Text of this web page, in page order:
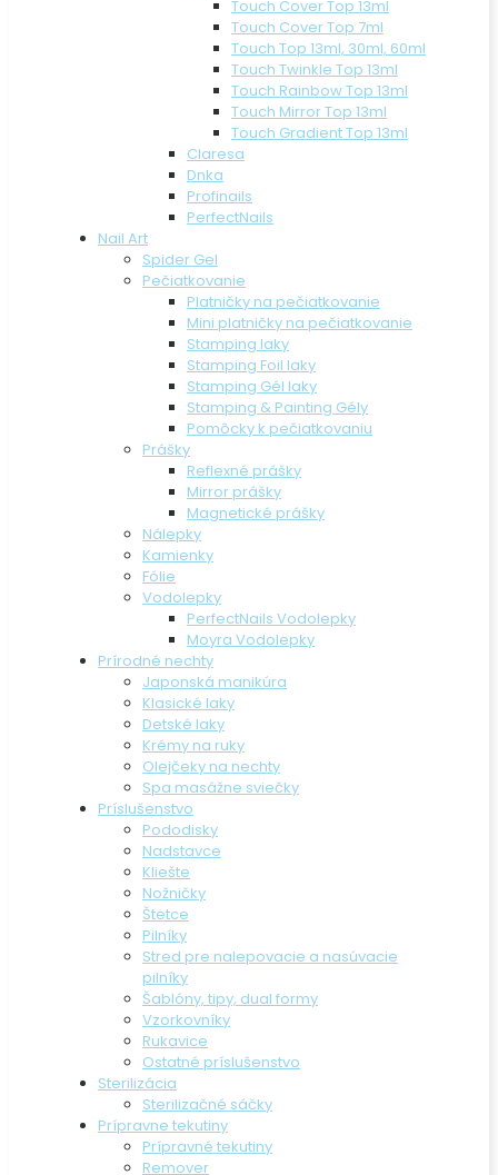
Touch Cover Top 13ml
Touch Cover Top 7ml
Touch Top 13ml, 30ml, 60ml
Touch Twinkle Top 13ml
Touch Rainbow Top 13ml
Touch Mirror Top 13ml
Touch Gradient Top 13ml
Claresa
Dnka
Profinails
PerfectNails
Nail Art
Spider Gel
Pečiatkovanie
Platničky na pečiatkovanie
Mini platničky na pečiatkovanie
Stamping laky
Stamping Foil laky
Stamping Gél laky
Stamping & Painting Gély
Pomôcky k pečiatkovaniu
Prášky
Reflexné prášky
Mirror prášky
Magnetické prášky
Nálepky
Kamienky
Fólie
Vodolepky
PerfectNails Vodolepky
Moyra Vodolepky
Prírodné nechty
Japonská manikúra
Klasické laky
Detské laky
Krémy na ruky
Olejčeky na nechty
Spa masážne sviečky
Príslušenstvo
Pododisky
Nadstavce
Kliešte
Nožničky
Štetce
Pilníky
Stred pre nalepovacie a nasúvacie
pilníky
Šablóny, tipy, dual formy
Vzorkovníky
Rukavice
Ostatné príslušenstvo
Sterilizácia
Sterilizačné sáčky
Prípravne tekutiny
Prípravné tekutiny
Remover